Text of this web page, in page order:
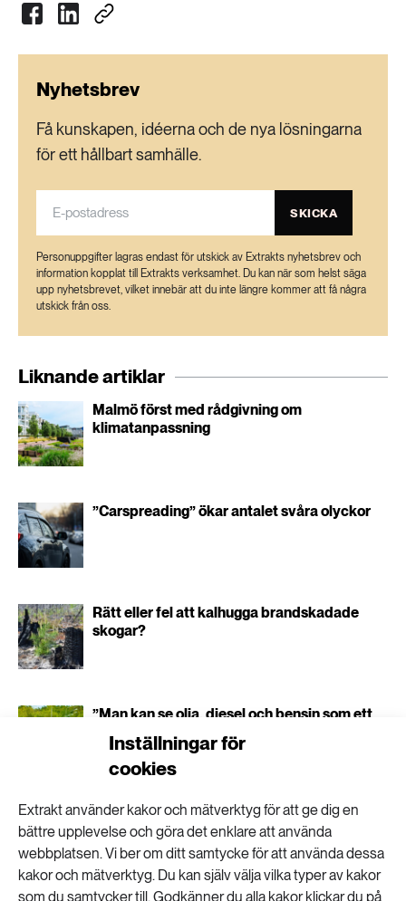
Inställningar för
cookies
Extrakt använder kakor och mätverktyg för att ge dig en
bättre upplevelse och göra det enklare att använda
webbplatsen. Vi ber om ditt samtycke för att använda dessa
kakor och mätverktyg. Du kan själv välja vilka typer av kakor
som du samtycker till. Godkänner du alla kakor klickar du på
Nyhetsbrev
Få kunskapen, idéerna och de nya lösningarna
för ett hållbart samhälle.
SKICKA
Personuppgifter lagras endast för utskick av Extrakts nyhetsbrev och
information kopplat till Extrakts verksamhet. Du kan när som helst säga
upp nyhetsbrevet, vilket innebär att du inte längre kommer att få några
utskick från oss.
Liknande artiklar
Malmö först med rådgivning om
klimatanpassning
”Carspreading” ökar antalet svåra olyckor
Rätt eller fel att kalhugga brandskadade
skogar?
”Man kan se olja, diesel och bensin som ett
kulturarv”
Din badsjö kan ge